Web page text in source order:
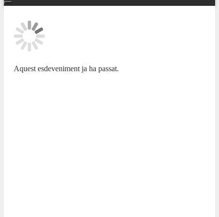
Aquest esdeveniment ja ha passat.